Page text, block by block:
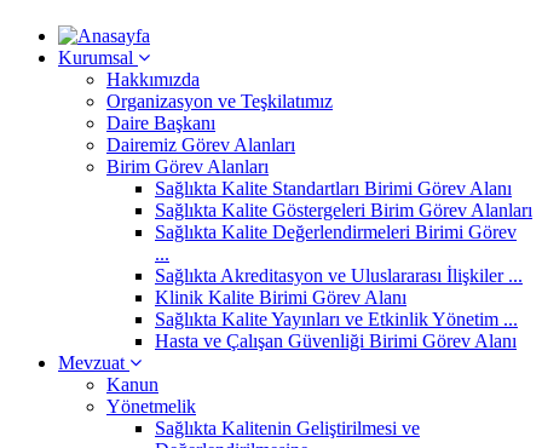
Kurumsal
Hakkımızda
Organizasyon ve Teşkilatımız
Daire Başkanı
Dairemiz Görev Alanları
Birim Görev Alanları
Sağlıkta Kalite Standartları Birimi Görev Alanı
Sağlıkta Kalite Göstergeleri Birim Görev Alanları
Sağlıkta Kalite Değerlendirmeleri Birimi Görev
...
Sağlıkta Akreditasyon ve Uluslararası İlişkiler ...
Klinik Kalite Birimi Görev Alanı
Sağlıkta Kalite Yayınları ve Etkinlik Yönetim ...
Hasta ve Çalışan Güvenliği Birimi Görev Alanı
Mevzuat
Kanun
Yönetmelik
Sağlıkta Kalitenin Geliştirilmesi ve